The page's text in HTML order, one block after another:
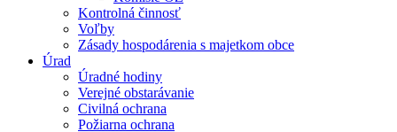
Kontrolná činnosť
Voľby
Zásady hospodárenia s majetkom obce
Úrad
Úradné hodiny
Verejné obstarávanie
Civilná ochrana
Požiarna ochrana